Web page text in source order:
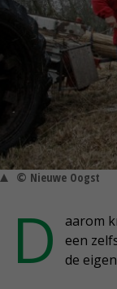
© Nieuwe Oogst
D
aarom
een
de